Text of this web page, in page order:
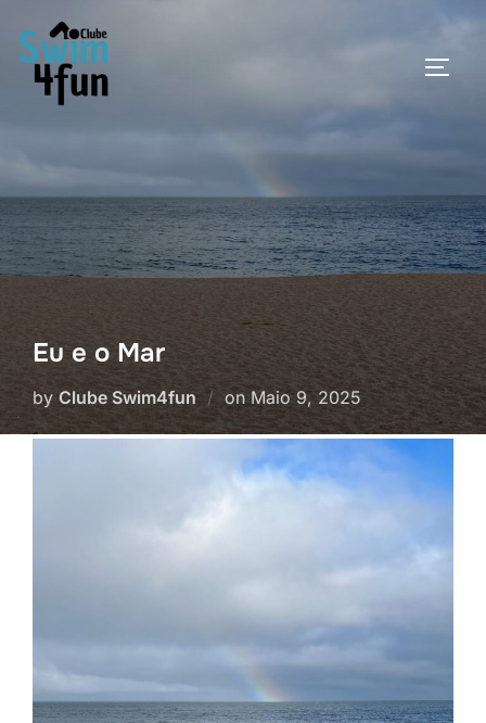
content
Eu e o Mar
by Clube Swim4fun on Posted
on
Maio 9, 2025